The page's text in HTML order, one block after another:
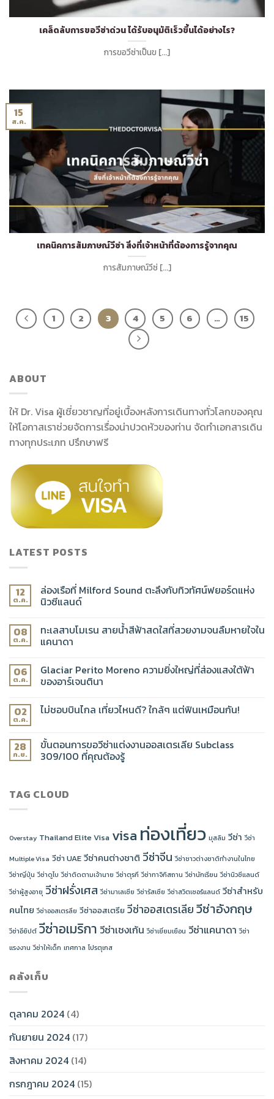
เคล็ดลับการขอวีซ่าด่วน ได้รับอนุมัติเร็วขึ้นได้อย่างไร?
การขอวีซ่าเป็นข [...]
เทคนิคการสัมภาษณ์วีซ่า สิ่งที่เจ้าหน้าที่ต้องการรู้จากคุณ
การสัมภาษณ์วีซ่ [...]
15
ส.ค.
1 2 3 4 5 6 … 15
ABOUT
ให้ Dr. Visa ผู้เชี่ยวชาญที่อยู่เบื้องหลังการเดินทางทั่วโลกของคุณ
ให้โอกาสเราช่วยจัดการเรื่องน่าปวดหัวของท่าน จัดทำเอกสารเดิน
ทางทุกประเภท ปรึกษาฟรี
LATEST POSTS
12
ต.ค.
ล่องเรือที่ Milford Sound ตะลึงกับทิวทัศน์ฟยอร์ดแห่ง
นิวซีแลนด์
08
ต.ค.
ทะเลสาบโมเรน สายน้ำสีฟ้าสดใสที่สวยงามจนลืมหายใจใน
แคนาดา
06
ต.ค.
Glaciar Perito Moreno ความยิ่งใหญ่ที่ส่องแสงใต้ฟ้า
ของอาร์เจนตินา
02
ต.ค.
ไม่ชอบบินไกล เที่ยวไหนดี? ใกล้ๆ แต่ฟินเหมือนกัน!
28
ก.ย.
ขั้นตอนการขอวีซ่าแต่งงานออสเตรเลีย Subclass
309/100 ที่คุณต้องรู้
TAG CLOUD
Overstay Thailand Elite Visa visa ท่องเที่ยว มุสลิม วีซ่า วีซ่า
Multiple Visa วีซ่า UAE วีซ่าคนต่างชาติ วีซ่าจีน วีซ่าชาวต่างชาติทำงานในไทย
วีซ่าญี่ปุ่น วีซ่าดูไบ วีซ่าติดตามเจ้านาย วีซ่าตุรกี วีซ่าทาจิกิสถาน วีซ่านักเรียน วีซ่านิวซีแลนด์
วีซ่าผู้สูงอายุ วีซ่าฝรั่งเศส วีซ่ามาเลเซีย วีซ่ารัสเซีย วีซ่าสวิตเซอร์แลนด์ วีซ่าสำหรับ
คนไทย วีซ่าออสเตรลีย วีซ่าออสเตรีย วีซ่าออสเตรเลียวีซ่าอังกฤษ
วีซ่าอียิปต์ วีซ่าอเมริกา วีซ่าเชงเก้น วีซ่าเยี่ยมเยือน วีซ่าแคนาดา วีซ่า
แรงงาน วีซ่าให้เด็ก เทศกาล โปรตุเกส
คลังเก็บ
ตุลาคม 2024 (4)
กันยายน 2024 (17)
สิงหาคม 2024 (14)
กรกฎาคม 2024 (15)